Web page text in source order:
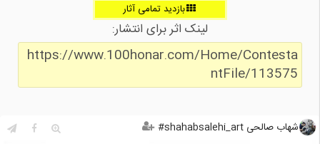
بازدید تمامی آثار
لینک اثر برای انتشار:
https://www.100honar.com/Home/Contesta
ntFile/113575
شهاب صالحی shahabsalehi_art#